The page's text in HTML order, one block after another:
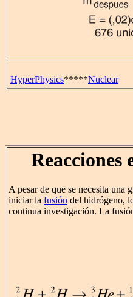
HyperPhysics*****Nuclear
Reacciones
A pesar de que se necesita una
iniciar la fusión del hidrógeno,
continua investigación. La